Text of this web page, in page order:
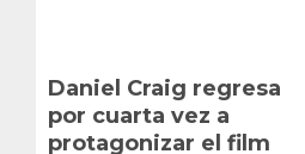
Daniel Craig regresa
por cuarta vez a
protagonizar el film